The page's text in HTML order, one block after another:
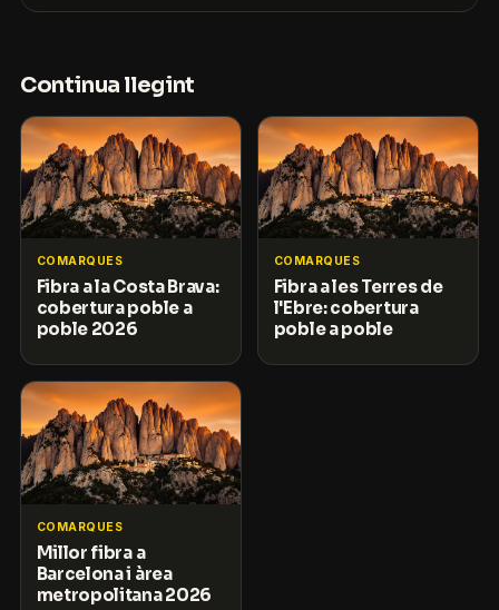
Continua llegint
COMARQUES
Fibra a la Costa Brava:
cobertura poble a
poble 2026
COMARQUES
Fibra a les Terres de
l'Ebre: cobertura
poble a poble
COMARQUES
Millor fibra a
Barcelona i àrea
metropolitana 2026